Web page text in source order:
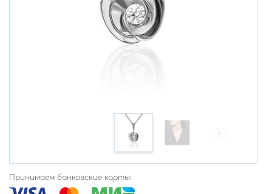
Принимаем банковские карты: